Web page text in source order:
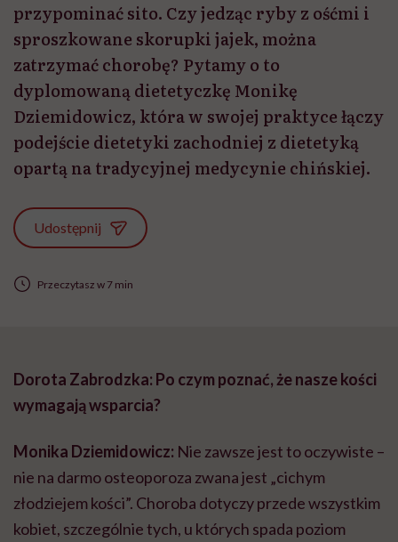
przypominać sito. Czy jedząc ryby z ośćmi i
sproszkowane skorupki jajek, można
zatrzymać chorobę? Pytamy o to
dyplomowaną dietetyczkę Monikę
Dziemidowicz, która w swojej praktyce łączy
podejście dietetyki zachodniej z dietetyką
opartą na tradycyjnej medycynie chińskiej.
Udostępnij
Przeczytasz w 7 min
Dorota Zabrodzka: Po czym poznać, że nasze kości
wymagają wsparcia?
Monika Dziemidowicz: Nie zawsze jest to oczywiste –
nie na darmo osteoporoza zwana jest „cichym
złodziejem kości”. Choroba dotyczy przede wszystkim
kobiet, szczególnie tych, u których spada poziom